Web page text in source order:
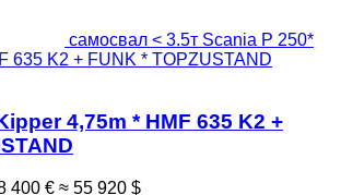
самосвал < 3.5т Scania P 250*
635 K2 + FUNK * TOPZUSTAND
4,75m * HMF 635 K2 +
400 € ≈ 55 920 $